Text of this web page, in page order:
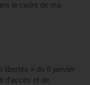
le cadre de ma
libertés » du 6 janvier
d’accès et de